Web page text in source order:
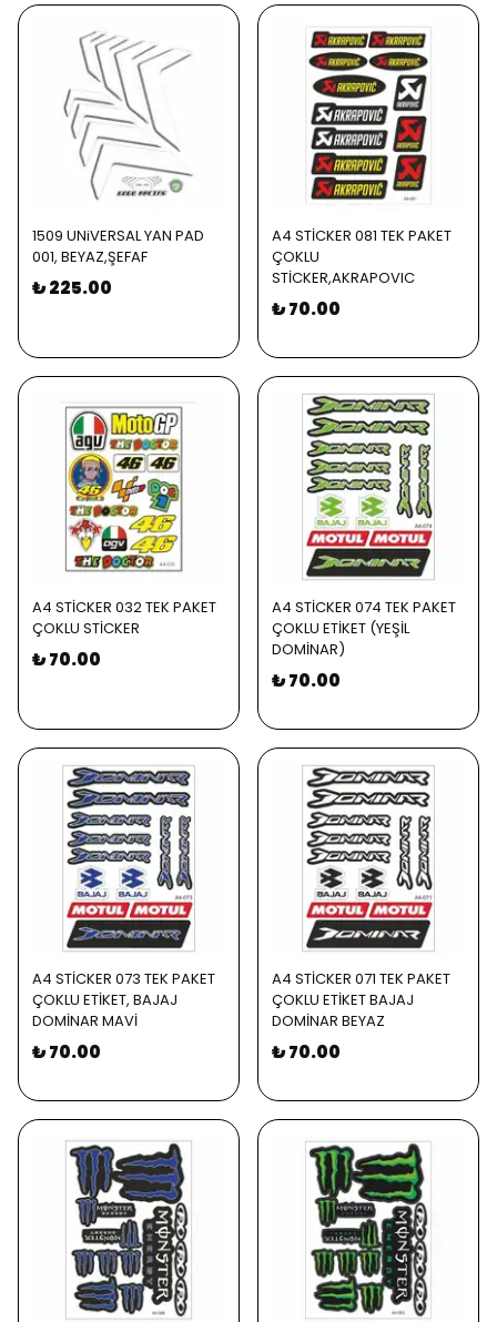
1509 UNiVERSAL YAN PAD
001, BEYAZ,ŞEFAF
₺ 225.00
A4 STİCKER 081 TEK PAKET
ÇOKLU
STİCKER,AKRAPOVIC
₺ 70.00
A4 STİCKER 032 TEK PAKET
ÇOKLU STİCKER
₺ 70.00
A4 STİCKER 074 TEK PAKET
ÇOKLU ETİKET (YEŞİL
DOMİNAR)
₺ 70.00
A4 STİCKER 073 TEK PAKET
ÇOKLU ETİKET, BAJAJ
DOMİNAR MAVİ
₺ 70.00
A4 STİCKER 071 TEK PAKET
ÇOKLU ETİKET BAJAJ
DOMİNAR BEYAZ
₺ 70.00